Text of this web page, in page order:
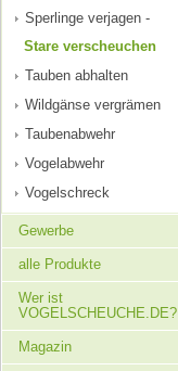
Sperlinge verjagen -
Stare verscheuchen
Tauben abhalten
Wildgänse vergrämen
Taubenabwehr
Vogelabwehr
Vogelschreck
Gewerbe
alle Produkte
Wer ist
VOGELSCHEUCHE.DE?
Magazin